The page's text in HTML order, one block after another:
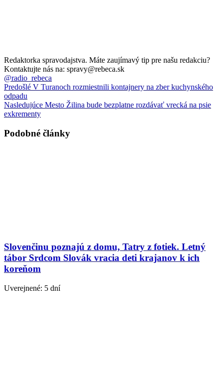
Redaktorka spravodajstva. Máte zaujímavý tip pre našu redakciu?
Kontaktujte nás na: spravy@rebeca.sk
@radio_rebeca
Predošlé V Turanoch rozmiestnili kontajnery na zber kuchynského
odpadu
Nasledujúce Mesto Žilina bude bezplatne rozdávať vrecká na psie
exkrementy
Podobné články
Slovenčinu poznajú z domu, Tatry z fotiek. Letný
tábor Srdcom Slovák vracia deti krajanov k ich
koreňom
Uverejnené: 5 dní